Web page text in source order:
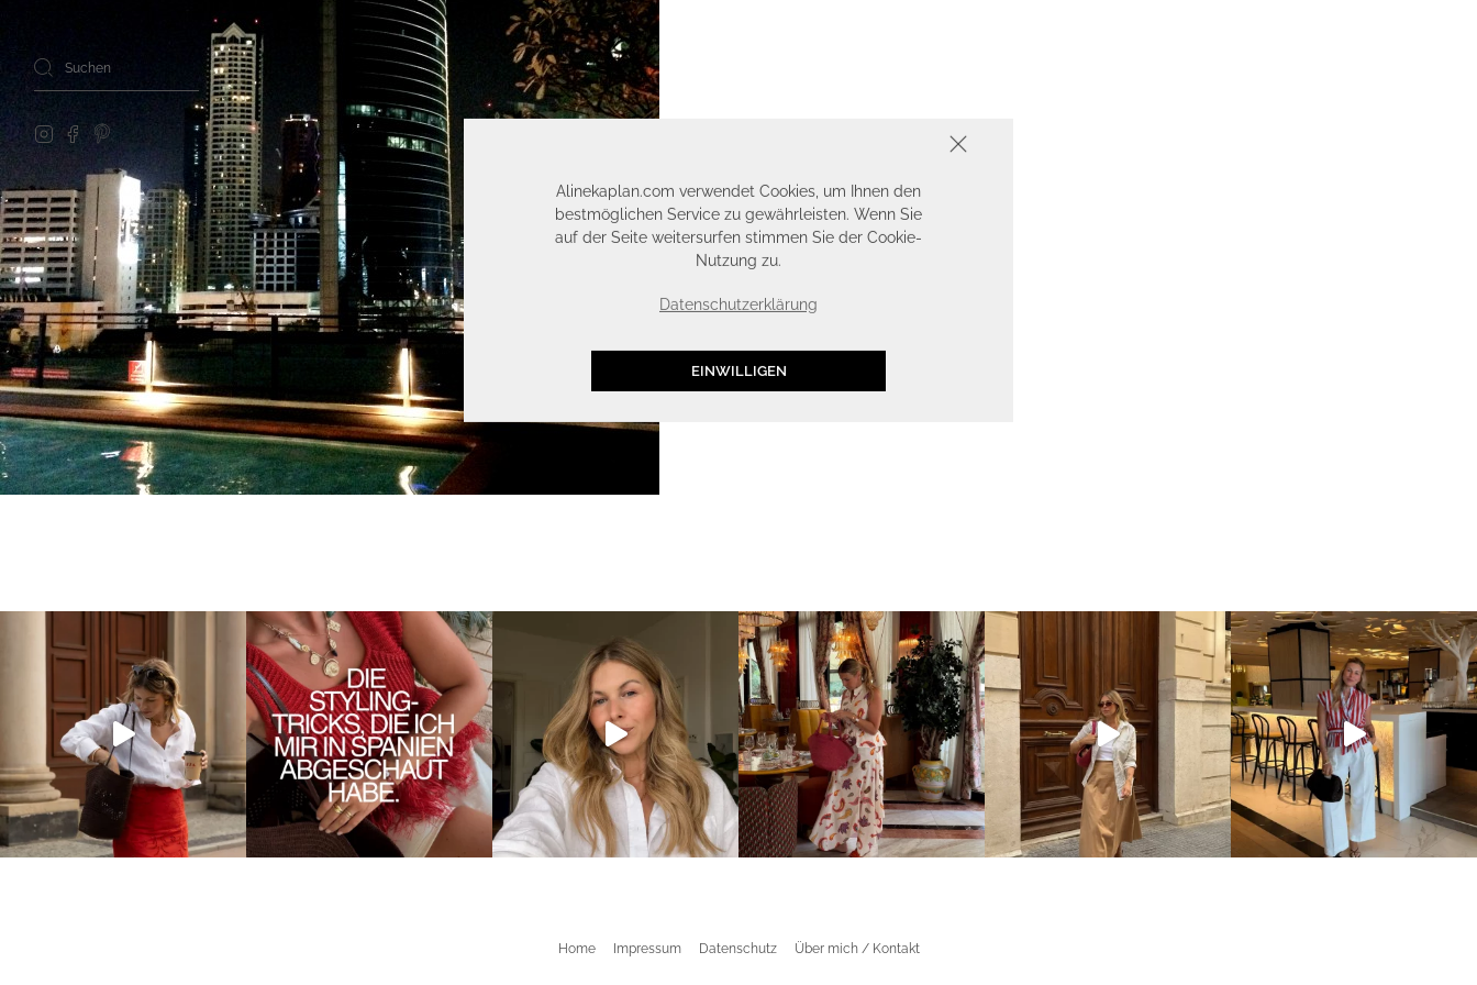
Home Impressum Datenschutz Über mich / Kontakt
Alinekaplan.com verwendet Cookies, um Ihnen den
bestmöglichen Service zu gewährleisten. Wenn Sie
auf der Seite weitersurfen stimmen Sie der Cookie-
Nutzung zu.
Datenschutzerklärung
EINWILLIGEN